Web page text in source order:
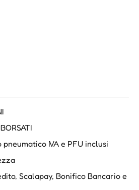
pneumatico IVA e PFU inclusi
Scalapay, Bonifico Bancario e